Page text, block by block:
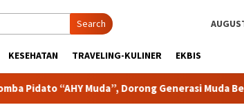
Search
KESEHATAN TRAVELING-KULINER EKBIS
Muda”, Dorong Generasi Muda Berani